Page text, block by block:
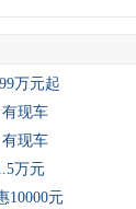
万元起
现车
现车
万元
10000元